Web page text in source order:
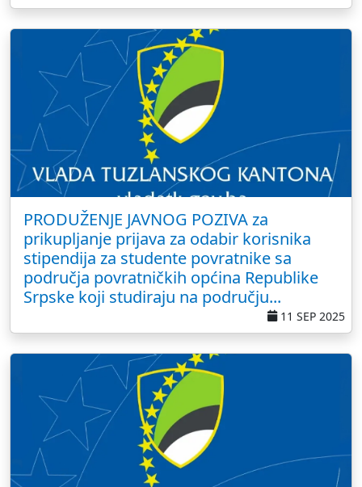
PRODUŽENJE JAVNOG POZIVA za
prikupljanje prijava za odabir korisnika
stipendija za studente povratnike sa
područja povratničkih općina Republike
Srpske koji studiraju na području...
11 SEP 2025